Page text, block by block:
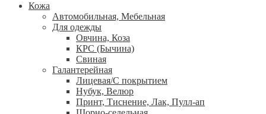
Кожа
Автомобильная, Мебельная
Для одежды
Овчина, Коза
КРС (Бычина)
Свиная
Галантерейная
Лицевая/С покрытием
Нубук, Велюр
Принт, Тиснение, Лак, Пулл-ап